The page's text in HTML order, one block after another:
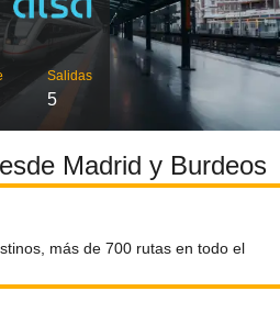
Salidas
5
Madrid y Burdeos
más de 700 rutas en todo el